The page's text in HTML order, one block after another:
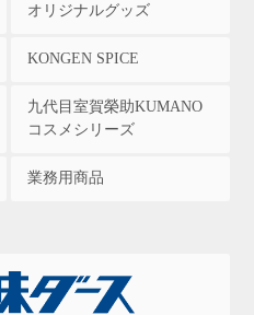
オリジナルグッズ
KONGEN SPICE
九代目室賀榮助KUMANO
コスメシリーズ
業務用商品